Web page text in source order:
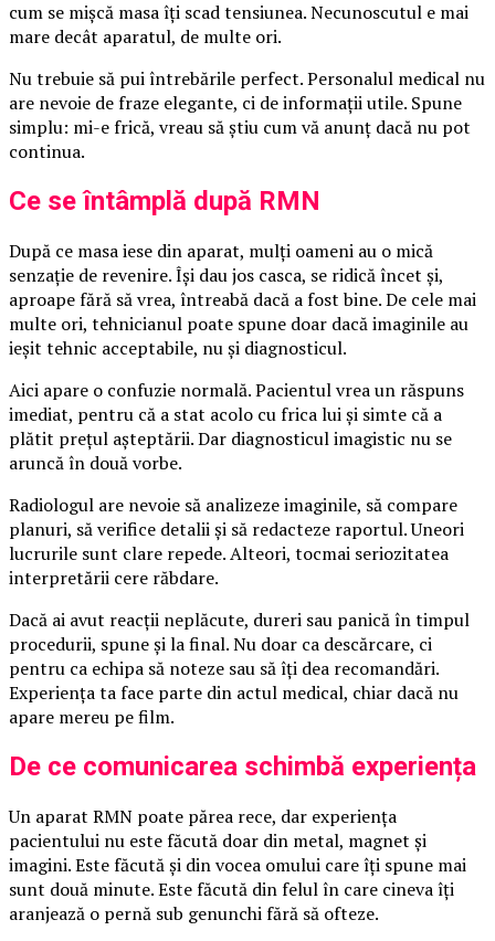
cum se mișcă masa îți scad tensiunea. Necunoscutul e mai
mare decât aparatul, de multe ori.
Nu trebuie să pui întrebările perfect. Personalul medical nu
are nevoie de fraze elegante, ci de informații utile. Spune
simplu: mi-e frică, vreau să știu cum vă anunț dacă nu pot
continua.
Ce se întâmplă după RMN
După ce masa iese din aparat, mulți oameni au o mică
senzație de revenire. Își dau jos casca, se ridică încet și,
aproape fără să vrea, întreabă dacă a fost bine. De cele mai
multe ori, tehnicianul poate spune doar dacă imaginile au
ieșit tehnic acceptabile, nu și diagnosticul.
Aici apare o confuzie normală. Pacientul vrea un răspuns
imediat, pentru că a stat acolo cu frica lui și simte că a
plătit prețul așteptării. Dar diagnosticul imagistic nu se
aruncă în două vorbe.
Radiologul are nevoie să analizeze imaginile, să compare
planuri, să verifice detalii și să redacteze raportul. Uneori
lucrurile sunt clare repede. Alteori, tocmai seriozitatea
interpretării cere răbdare.
Dacă ai avut reacții neplăcute, dureri sau panică în timpul
procedurii, spune și la final. Nu doar ca descărcare, ci
pentru ca echipa să noteze sau să îți dea recomandări.
Experiența ta face parte din actul medical, chiar dacă nu
apare mereu pe film.
De ce comunicarea schimbă experiența
Un aparat RMN poate părea rece, dar experiența
pacientului nu este făcută doar din metal, magnet și
imagini. Este făcută și din vocea omului care îți spune mai
sunt două minute. Este făcută din felul în care cineva îți
aranjează o pernă sub genunchi fără să ofteze.